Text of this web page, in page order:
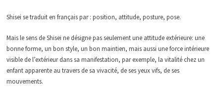
Shisei se traduit en français par : position, attitude, posture, pose.
Mais le sens de Shisei ne désigne pas seulement une attitude extérieure: une
bonne forme, un bon style, un bon maintien, mais aussi une force intérieure
visible de l’extérieur dans sa manifestation, par exemple, la vitalité chez un
enfant apparente au travers de sa vivacité, de ses yeux vifs, de ses
mouvements.